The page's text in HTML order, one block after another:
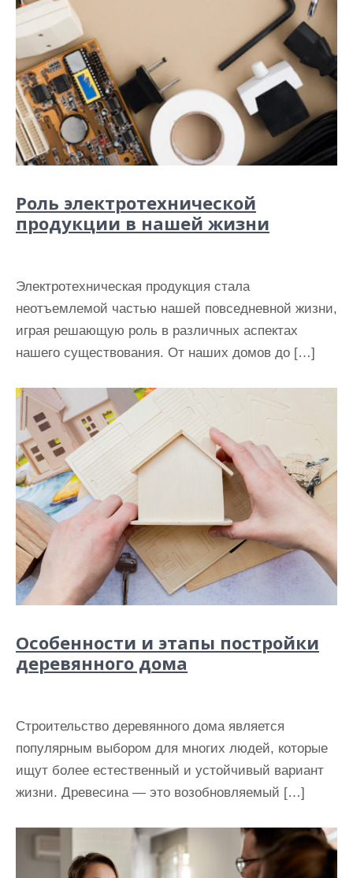
Роль электротехнической
продукции в нашей жизни
Электротехническая продукция стала
неотъемлемой частью нашей повседневной жизни,
играя решающую роль в различных аспектах
нашего существования. От наших домов до […]
Особенности и этапы постройки
деревянного дома
Строительство деревянного дома является
популярным выбором для многих людей, которые
ищут более естественный и устойчивый вариант
жизни. Древесина — это возобновляемый […]